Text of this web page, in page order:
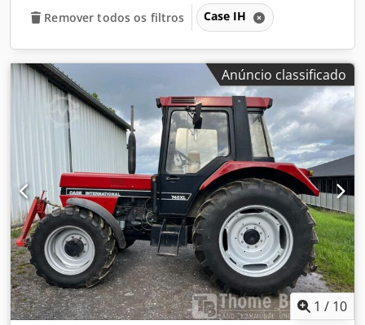
Remover todos os filtros Case IH
Anúncio classificado
1 / 10